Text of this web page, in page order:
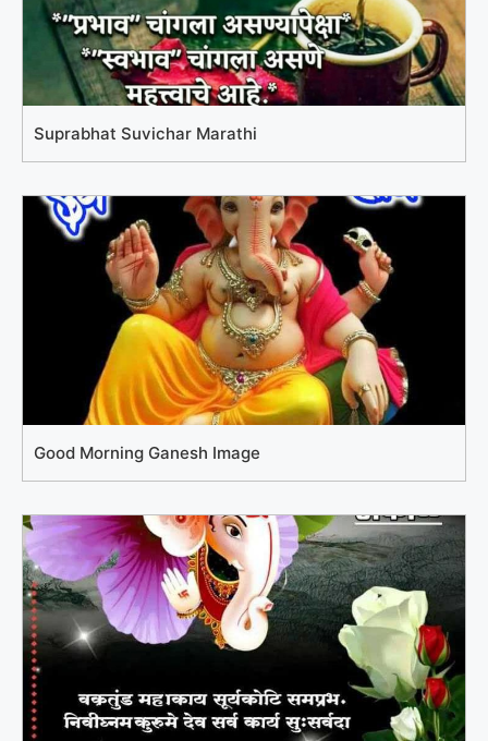
Suprabhat Suvichar Marathi
Good Morning Ganesh Image